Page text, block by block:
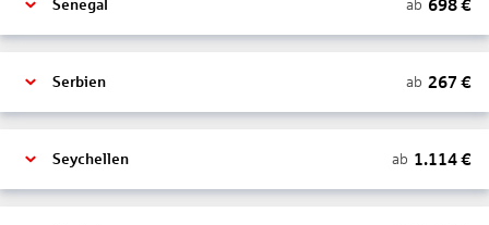
Senegal ab 698€
Serbien ab 267 €
Seychellen ab 1.114€